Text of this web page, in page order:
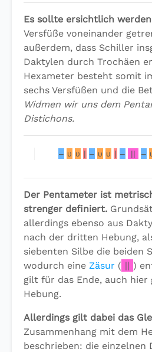
Es sollte ersichtlich werden
Versfüße voneinander
außerdem, dass Schiller
Daktylen durch Trochäen
Hexameter besteht somit
sechs Versfüßen und die
Widmen wir uns dem
Distichons.
– υ υ | – υ υ | – || –
Der Pentameter ist
strenger definiert.
allerdings ebenso aus
nach der dritten Hebung,
siebenten Silbe die beiden
wodurch eine Zäsur ( || )
gilt für das Ende, auch hier
Hebung.
Allerdings gilt dabei das
Zusammenhang mit dem
beschrieben: die einzelnen